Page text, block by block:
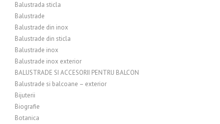
Balustrada sticla
Balustrade
Balustrade din inox
Balustrade din sticla
Balustrade inox
Balustrade inox exterior
BALUSTRADE SI ACCESORII PENTRU BALCON
Balustrade si balcoane – exterior
Bijuterii
Biografie
Botanica